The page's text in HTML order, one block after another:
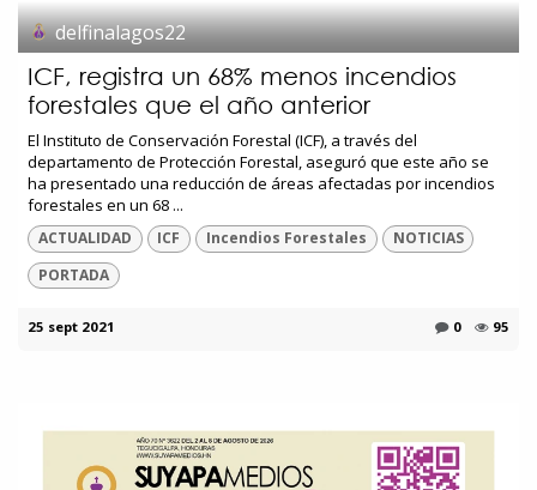
delfinalagos22
ICF, registra un 68% menos incendios
forestales que el año anterior
El Instituto de Conservación Forestal (ICF), a través del
departamento de Protección Forestal, aseguró que este año se
ha presentado una reducción de áreas afectadas por incendios
forestales en un 68 ...
ACTUALIDAD ICF Incendios Forestales
NOTICIAS
PORTADA
25 sept 2021 0 95